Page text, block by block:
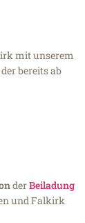
mit unserem
der bereits ab
derBeiladung
und Falkirk